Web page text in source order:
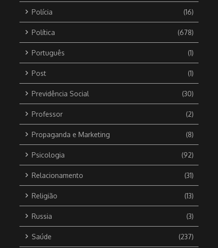
Polícia (16)
Política (678)
Português (1)
Post (1)
Previdência Social (30)
Professor (2)
Propaganda e Marketing (8)
Psicologia (92)
Relacionamento (31)
Religião (13)
Russia (3)
Saúde (237)